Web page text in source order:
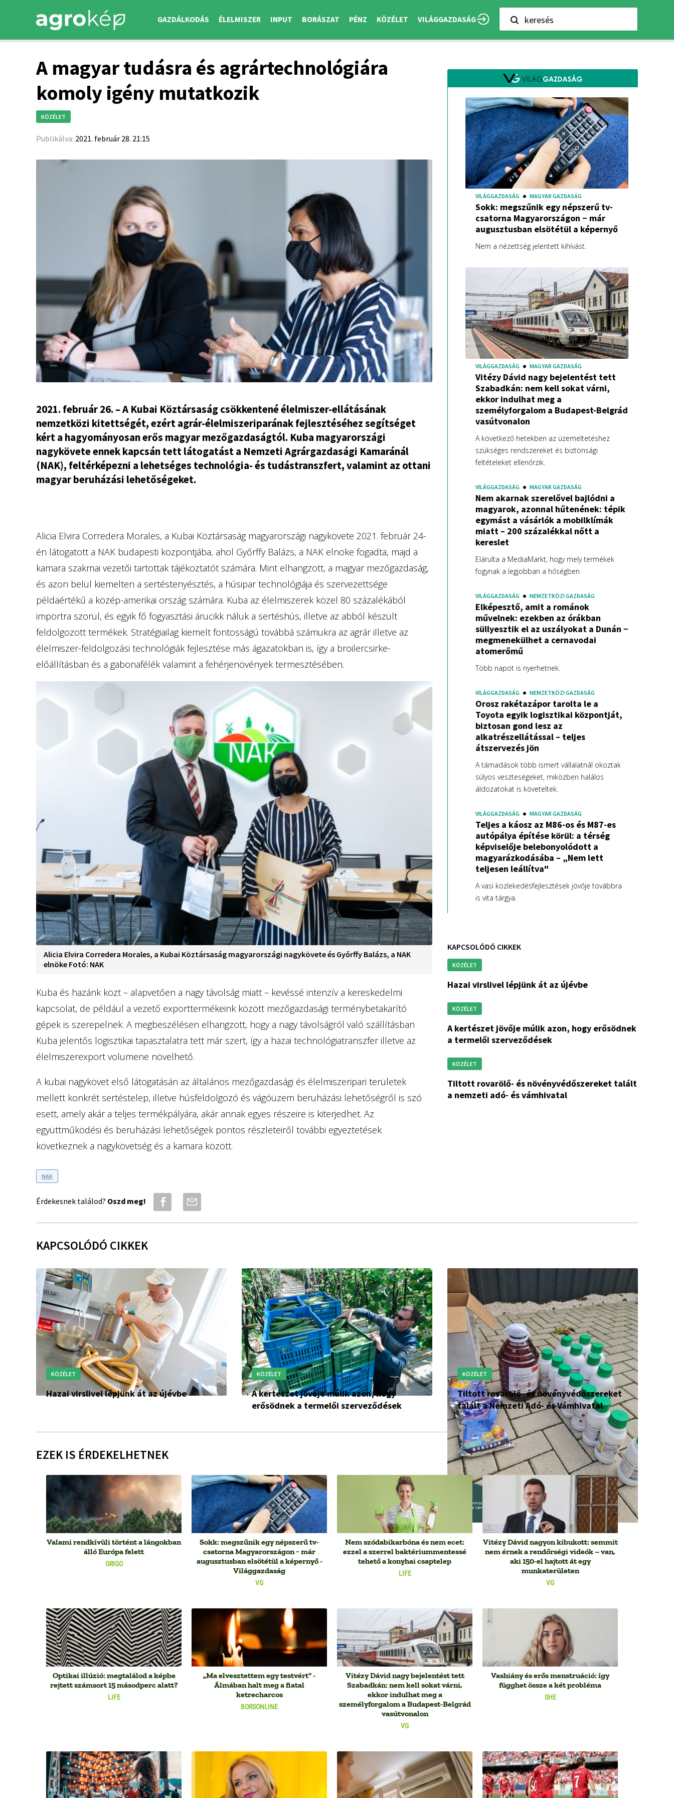
GAZDÁLKODÁS ÉLELMISZER INPUT BORÁSZAT PÉNZ KÖZÉLET VILÁGGAZDASÁG keresés
A magyar tudásra és agrártechnológiára
komoly igény mutatkozik
KÖZÉLET
Publikálva: 2021. február 28. 21:15
2021. február 26. – A Kubai Köztársaság csökkentené élelmiszer-ellátásának
nemzetközi kitettségét, ezért agrár-élelmiszeriparának fejlesztéséhez segítséget
kért a hagyományosan erős magyar mezőgazdaságtól. Kuba magyarországi
nagykövete ennek kapcsán tett látogatást a Nemzeti Agrárgazdasági Kamaránál
(NAK), feltérképezni a lehetséges technológia- és tudástranszfert, valamint az ottani
magyar beruházási lehetőségeket.
Alicia Elvira Corredera Morales, a Kubai Köztársaság magyarországi nagykövete 2021. február 24-
én látogatott a NAK budapesti központjába, ahol Győrffy Balázs, a NAK elnöke fogadta, majd a
kamara szakmai vezetői tartottak tájékoztatót számára. Mint elhangzott, a magyar mezőgazdaság,
és azon belül kiemelten a sertéstenyésztés, a húsipar technológiája és szervezettsége
példaértékű a közép-amerikai ország számára. Kuba az élelmiszerek közel 80 százalékából
importra szorul, és egyik fő fogyasztási árucikk náluk a sertéshús, illetve az abból készült
feldolgozott termékek. Stratégiailag kiemelt fontosságú továbbá számukra az agrár illetve az
élelmiszer-feldolgozási technológiák fejlesztése más ágazatokban is, így a broilercsirke-
előállításban és a gabonafélék valamint a fehérjenövények termesztésében.
Alicia Elvira Corredera Morales, a Kubai Köztársaság magyarországi nagykövete és Győrffy Balázs, a NAK
elnöke Fotó: NAK
Kuba és hazánk közt – alapvetően a nagy távolság miatt – kevéssé intenzív a kereskedelmi
kapcsolat, de például a vezető exporttermékeink között mezőgazdasági terménybetakarító
gépek is szerepelnek. A megbeszélésen elhangzott, hogy a nagy távolságról való szállításban
Kuba jelentős logisztikai tapasztalatra tett már szert, így a hazai technológiatranszfer illetve az
élelmiszerexport volumene növelhető.
A kubai nagykövet első látogatásán az általános mezőgazdasági és élelmiszeripari területek
mellett konkrét sertéstelep, illetve húsfeldolgozó és vágóüzem beruházási lehetőségről is szó
esett, amely akár a teljes termékpályára, akár annak egyes részeire is kiterjedhet. Az
együttműködési és beruházási lehetőségek pontos részleteiről további egyeztetések
következnek a nagykövetség és a kamara között.
NAK
Érdekesnek találod? Oszd meg!
VILÁGGAZDASÁG MAGYAR GAZDASÁG
Sokk: megszűnik egy népszerű tv-
csatorna Magyarországon − már
augusztusban elsötétül a képernyő
Nem a nézettség jelentett kihívást.
VILÁGGAZDASÁG MAGYAR GAZDASÁG
Vitézy Dávid nagy bejelentést tett
Szabadkán: nem kell sokat várni,
ekkor indulhat meg a
személyforgalom a Budapest-Belgrád
vasútvonalon
A következő hetekben az üzemeltetéshez
szükséges rendszereket és biztonsági
feltételeket ellenőrzik.
VILÁGGAZDASÁG MAGYAR GAZDASÁG
Nem akarnak szerelővel bajlódni a
magyarok, azonnal hűtenének: tépik
egymást a vásárlók a mobilklímák
miatt – 200 százalékkal nőtt a
kereslet
Elárulta a MediaMarkt, hogy mely termékek
fogynak a legjobban a hőségben
VILÁGGAZDASÁG NEMZETKÖZI GAZDASÁG
Elképesztő, amit a románok
művelnek: ezekben az órákban
süllyesztik el az uszályokat a Dunán −
megmenekülhet a cernavodai
atomerőmű
Több napot is nyerhetnek.
VILÁGGAZDASÁG NEMZETKÖZI GAZDASÁG
Orosz rakétazápor tarolta le a
Toyota egyik logisztikai központját,
biztosan gond lesz az
alkatrészellátással – teljes
átszervezés jön
A támadások több ismert vállalatnál okoztak
súlyos veszteségeket, miközben halálos
áldozatokat is követeltek.
VILÁGGAZDASÁG MAGYAR GAZDASÁG
Teljes a káosz az M86-os és M87-es
autópálya építése körül: a térség
képviselője belebonyolódott a
magyarázkodásába – „Nem lett
teljesen leállítva"
A vasi közlekedésfejlesztések jövője továbbra
is vita tárgya.
KAPCSOLÓDÓ CIKKEK
KÖZÉLET
hazai virslivel lépjünk át az újévbe
KÖZÉLET
a kertészet jövője múlik azon, hogy erősödnek
a termelői szerveződések
KÖZÉLET
tiltott rovarölő- és növényvédőszereket talált
a nemzeti adó- és vámhivatal
KAPCSOLÓDÓ CIKKEK
KÖZÉLET
Hazai virslivel lépjünk át az újévbe
KÖZÉLET
A kertészet jövője múlik azon, hogy
erősödnek a termelői szerveződések
KÖZÉLET
Tiltott rovarölő- és növényvédőszereket
talált a Nemzeti Adó- és Vámhivatal
EZEK IS ÉRDEKELHETNEK
ORIGO
Valami rendkívüli történt a lángokban
álló Európa felett
VG
Sokk: megszűnik egy népszerű tv-
csatorna Magyarországon − már
augusztusban elsötétül a képernyő -
Világgazdaság
LIFE
Nem szódabikarbóna és nem ecet:
ezzel a szerrel baktériummentessé
tehető a konyhai csaptelep
VG
Vitézy Dávid nagyon kibukott: semmit
nem érnek a rendőrségi videók – van,
aki 150-el hajtott át egy
munkaterületen
LIFE
Optikai illúzió: megtalálod a képbe
rejtett számsort 15 másodperc alatt?
BORSONLINE
„Ma elvesztettem egy testvért" -
Álmában halt meg a fiatal
ketrecharcos
VG
Vitézy Dávid nagy bejelentést tett
Szabadkán: nem kell sokat várni,
ekkor indulhat meg a
személyforgalom a Budapest-Belgrád
vasútvonalon
SHE
Vashiány és erős menstruáció: így
függhet össze a két probléma